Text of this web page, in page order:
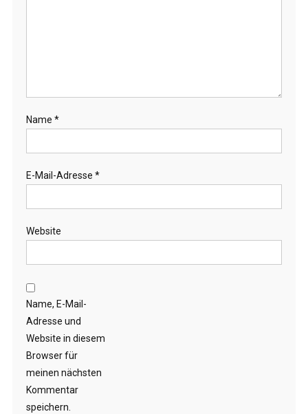
Name *
E-Mail-Adresse *
Website
Name, E-Mail-
Adresse und
Website in diesem
Browser für
meinen nächsten
Kommentar
speichern.